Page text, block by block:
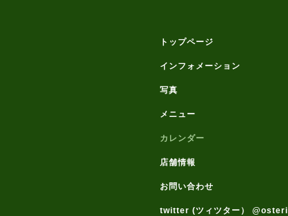
トップページ
インフォメーション
写真
メニュー
カレンダー
店舗情報
お問い合わせ
twitter (ツィツター） @osteri